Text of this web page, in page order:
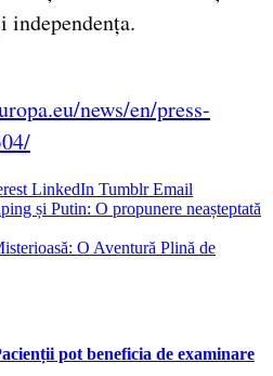
independența.
news/en/press-
LinkedIn Tumblr Email
și Putin: O propunere neașteptată
O Aventură Plină de
pot beneficia de examinare